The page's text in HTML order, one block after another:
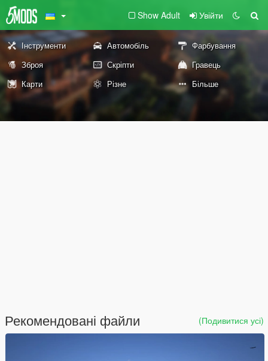
Show Adult Увійти
Інструменти Автомобіль
Фарбування
Зброя
Скріпти
Гравець
Карти
Різне Більше
Рекомендовані файли (Подивитися усі)